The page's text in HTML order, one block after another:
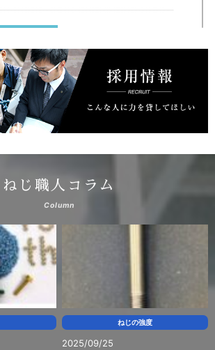
計測誤差を1/5以下にできる洋上風況観測
ラットフォーム開発」試作機への
て
アルティマ)」の販売を開始しま
ブル技術展に出展します。
ー「セルファー」のPR活動を開始しまし
ねじ職人コラム
Column
ねじの強度
2025/09/25